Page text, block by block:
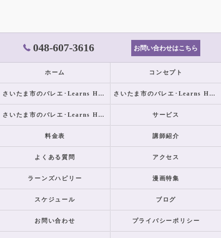
048-607-3616 お問い合わせはこちら
ホーム コンセプト
さいたま市のバレエ･Learns Happilyの口コミ情報 さいたま市のバレエ･Learns Happilyの評判
さいたま市のバレエ･Learns Happilyのお客様の声 サービス
料金表 講師紹介
よくある質問 アクセス
ラーンズハピリー 漫画特集
スケジュール ブログ
お問い合わせ プライバシーポリシー